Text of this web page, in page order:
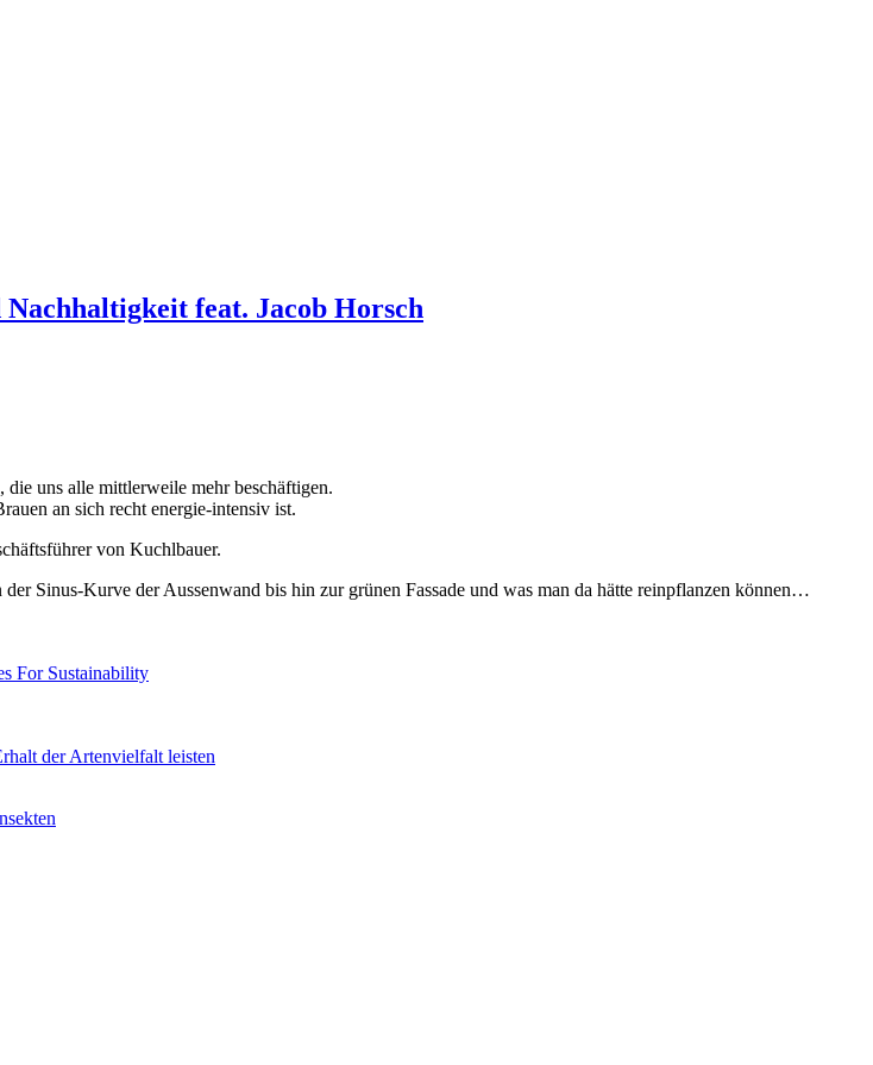
feat. Jacob Horsch
uns alle mittlerweile mehr beschäftigen.
an sich recht energie-intensiv ist.
von Kuchlbauer.
Sinus-Kurve der Aussenwand bis hin zur grünen Fassade und was man da hätte reinpflanzen können…
For Sustainability
der Artenvielfalt leisten